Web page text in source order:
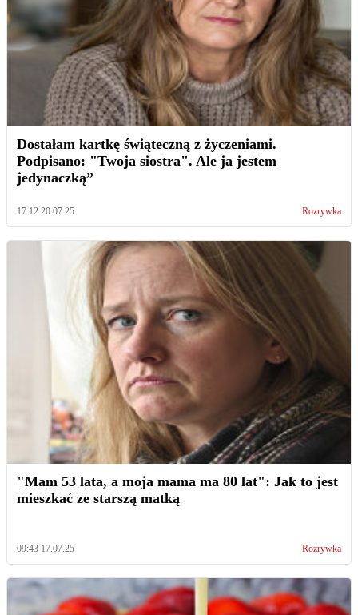
Dostałam kartkę świąteczną z życzeniami.
Podpisano: "Twoja siostra". Ale ja jestem
jedynaczką”
17:12 20.07.25 Rozrywka
"Mam 53 lata, a moja mama ma 80 lat": Jak to jest
mieszkać ze starszą matką
09:43 17.07.25 Rozrywka